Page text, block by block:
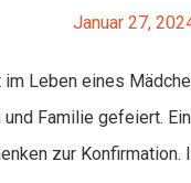
Januar 27,
Leben eines
Familie gefeiert.
zur